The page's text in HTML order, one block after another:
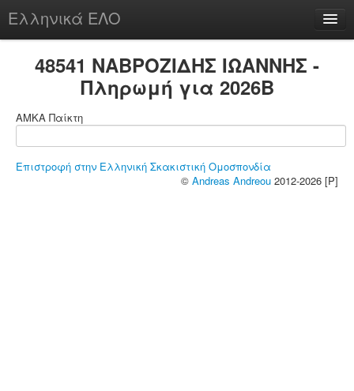
Ελληνικά ΕΛΟ
chesstu.be @ discord
48541 ΝΑΒΡΟΖΙΔΗΣ ΙΩΑΝΝΗΣ -
Πληρωμή για 2026B
ΑΜΚΑ Παίκτη
Επιστροφή στην Ελληνική Σκακιστική Ομοσπονδία
© Andreas Andreou 2012-2026 [P]